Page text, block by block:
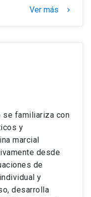
podrán
de
Ver más keyboard_arrow_right
se familiariza con
y
marcial
desde
de
y
desarrolla